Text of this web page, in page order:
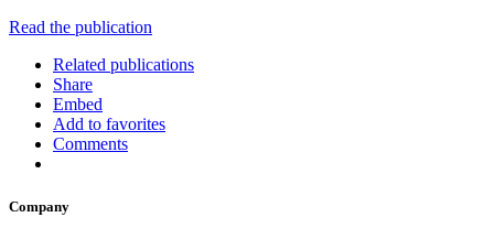
Read the publication
Related publications
Share
Embed
Add to favorites
Comments
Company